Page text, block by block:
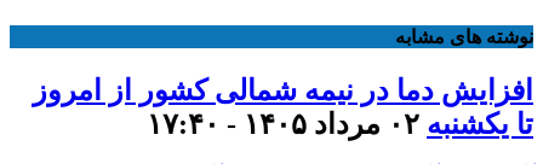
نوشته های مشابه
افزایش دما در نیمه شمالی کشور از امروز
تا یکشنبه ۰۲ مرداد ۱۴۰۵ - ۱۷:۴۰